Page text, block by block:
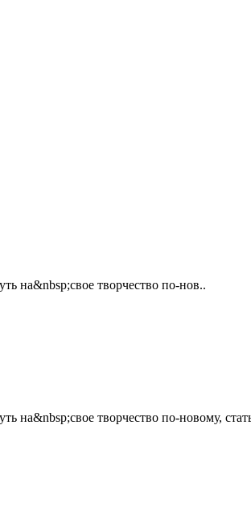
на&nbsp;свое творчество по-нов..
на&nbsp;свое творчество по-новому,